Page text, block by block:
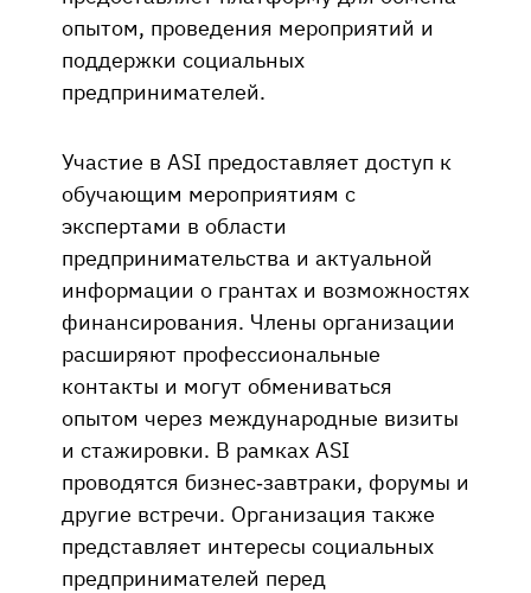
опытом, проведения мероприятий и
поддержки социальных
предпринимателей.
Участие в ASI предоставляет доступ к
обучающим мероприятиям с
экспертами в области
предпринимательства и актуальной
информации о грантах и возможностях
финансирования. Члены организации
расширяют профессиональные
контакты и могут обмениваться
опытом через международные визиты
и стажировки. В рамках ASI
проводятся бизнес-завтраки, форумы и
другие встречи. Организация также
представляет интересы социальных
предпринимателей перед